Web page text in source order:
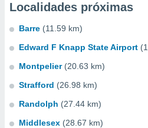
Localidades próximas
Barre (11.59 km)
Edward F Knapp State Airport
Montpelier (20.63 km)
Strafford (26.98 km)
Randolph (27.44 km)
Middlesex (28.67 km)